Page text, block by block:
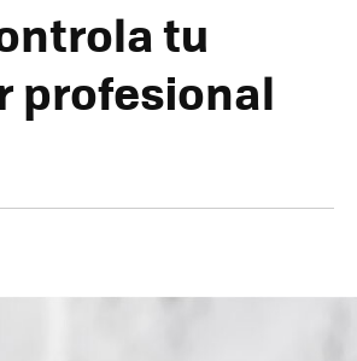
tu
profesional